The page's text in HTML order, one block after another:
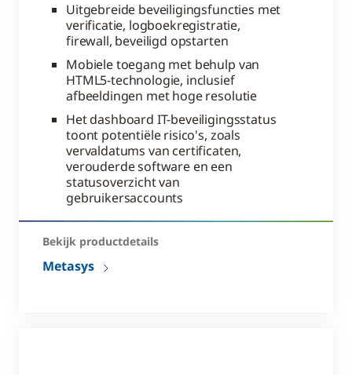
Uitgebreide beveiligingsfuncties met
verificatie, logboekregistratie,
firewall, beveiligd opstarten
Mobiele toegang met behulp van
HTML5-technologie, inclusief
afbeeldingen met hoge resolutie
Het dashboard IT-beveiligingsstatus
toont potentiële risico's, zoals
vervaldatums van certificaten,
verouderde software en een
statusoverzicht van
gebruikersaccounts
Bekijk productdetails
Metasys